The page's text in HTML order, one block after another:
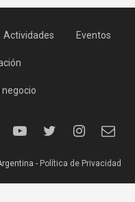
Actividades Eventos
negocio
- Política de Privacidad